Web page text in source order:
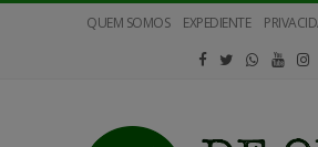
QUEM SOMOS EXPEDIENTE